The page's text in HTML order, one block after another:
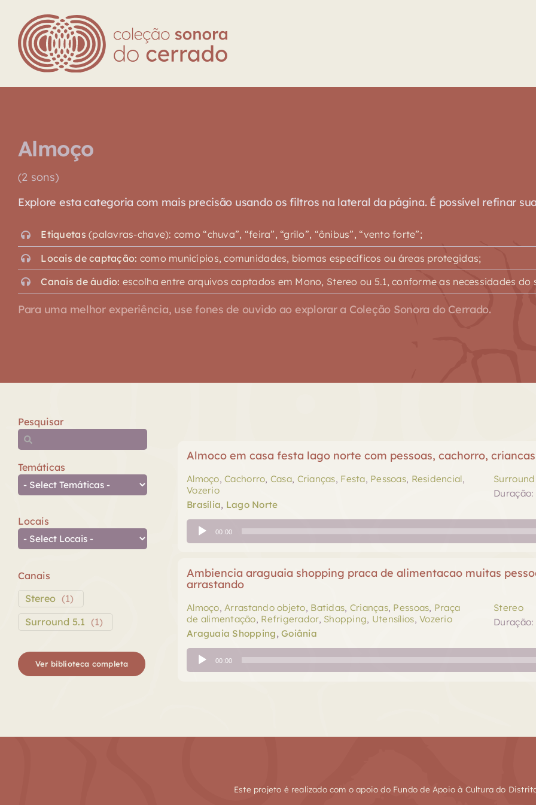
content
Almoço
(2 sons)
Explore esta categoria com mais precisão usando os filtros na lateral da página. É possível refinar
Etiquetas (palavras-chave): como “chuva”, “feira”, “grilo”, “ônibus”, “vento forte”;
Locais de captação: como municípios, comunidades, biomas específicos ou áreas protegidas;
Canais de áudio: escolha entre arquivos captados em Mono, Stereo ou 5.1, conforme as necessidades do
Para uma melhor experiência, use fones de ouvido ao explorar a Coleção Sonora do Cerrado.
Pesquisar
Temáticas
Locais
Canais
Stereo (1)
Surround 5.1 (1)
Ver biblioteca completa
Almoco em casa festa lago norte com pessoas, cachorro,
Almoço,Cachorro, Casa, Crianças, Festa, Pessoas, Residencial,
Vozerio
Brasília, Lago Norte
Surround
Duração:
Tocador
de
00:00
Ambiencia araguaia shopping praca de alimentacao muitas
arrastando
Almoço,Arrastando objeto, Batidas, Crianças, Pessoas, Praça
de alimentação, Refrigerador, Shopping, Utensílios,Vozerio
Araguaia Shopping,Goiânia
Stereo
Duração:
Tocador
de
00:00
Este projeto é realizado com o apoio do Fundo de Apoio à Cultura do